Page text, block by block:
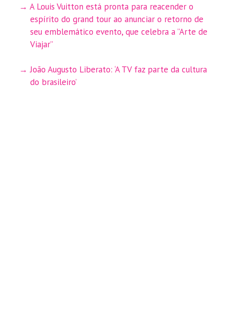
A Louis Vuitton está pronta para reacender o
espírito do grand tour ao anunciar o retorno de
seu emblemático evento, que celebra a ”Arte de
Viajar”
João Augusto Liberato: ‘A TV faz parte da cultura
do brasileiro’